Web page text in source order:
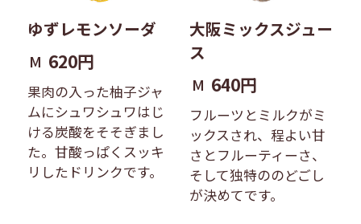
ゆずレモンソーダ
M 620円
果肉の入った柚子ジャ
ムにシュワシュワはじ
ける炭酸をそそぎまし
た。甘酸っぱくスッキ
リしたドリンクです。
大阪ミックスジュー
ス
M 640円
フルーツとミルクがミ
ックスされ、程よい甘
さとフルーティーさ、
そして独特ののどごし
が決めてです。